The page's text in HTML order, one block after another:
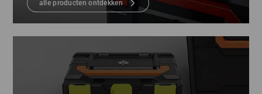
alle producten ontdekken